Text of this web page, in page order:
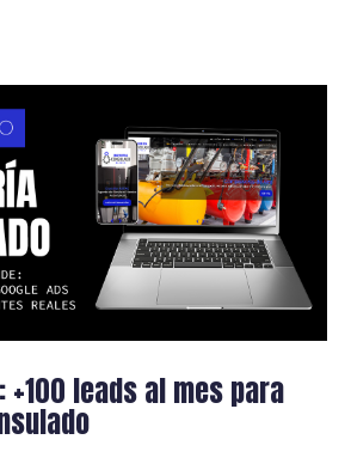
+100 leads al mes para